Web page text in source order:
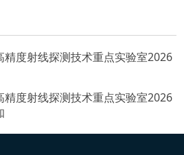
度射线探测技术重点实验室2026
度射线探测技术重点实验室2026